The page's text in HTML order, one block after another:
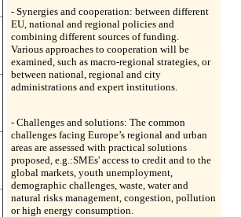
- Synergies and cooperation: between different
EU, national and regional policies and
combining different sources of funding.
Various approaches to cooperation will be
examined, such as macro-regional strategies, or
between national, regional and city
administrations and expert institutions.
- Challenges and solutions: The common
challenges facing Europe’s regional and urban
areas are assessed with practical solutions
proposed, e.g.:SMEs' access to credit and to the
global markets, youth unemployment,
demographic challenges, waste, water and
natural risks management, congestion, pollution
or high energy consumption.